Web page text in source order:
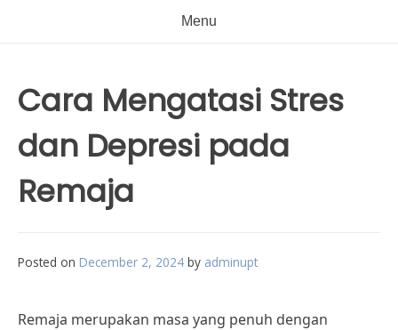
Menu
Cara Mengatasi Stres
dan Depresi pada
Remaja
Posted on December 2, 2024 by adminupt
Remaja merupakan masa yang penuh dengan